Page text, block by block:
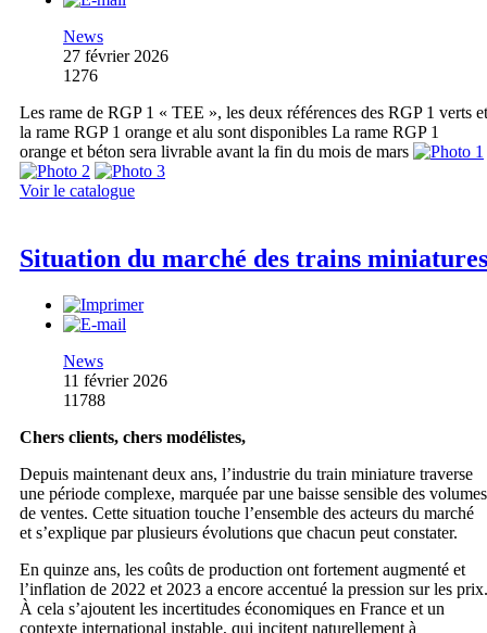
News
27 février 2026
1276
Les rame de RGP 1 « TEE », les deux références des RGP 1 verts et
la rame RGP 1 orange et alu sont disponibles La rame RGP 1
orange et béton sera livrable avant la fin du mois de mars
Voir le catalogue
Situation du marché des trains miniatures
News
11 février 2026
11788
Chers clients, chers modélistes,
Depuis maintenant deux ans, l’industrie du train miniature traverse
une période complexe, marquée par une baisse sensible des volumes
de ventes. Cette situation touche l’ensemble des acteurs du marché
et s’explique par plusieurs évolutions que chacun peut constater.
En quinze ans, les coûts de production ont fortement augmenté et
l’inflation de 2022 et 2023 a encore accentué la pression sur les prix.
À cela s’ajoutent les incertitudes économiques en France et un
contexte international instable, qui incitent naturellement à